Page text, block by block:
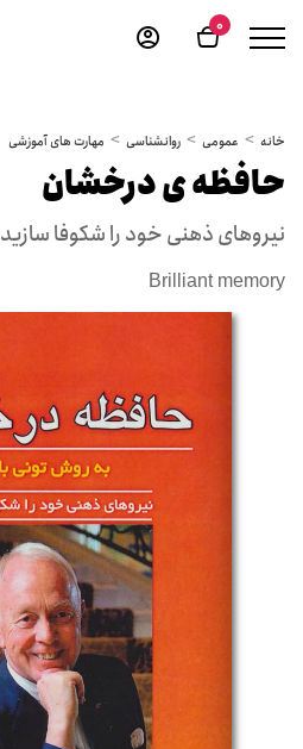
0
خانه عمومی روانشناسی مهارت های آموزشی
حافظه ی درخشان
نیروهای ذهنی خود را شکوفا سازید
Brilliant memory